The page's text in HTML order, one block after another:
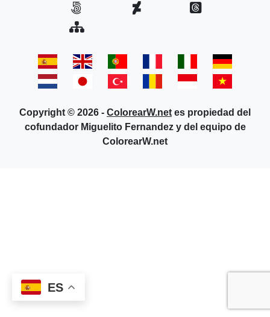
Copyright © 2026 - ColorearW.net es propiedad del
cofundador Miguelito Fernandez y del equipo de
ColorearW.net
ES